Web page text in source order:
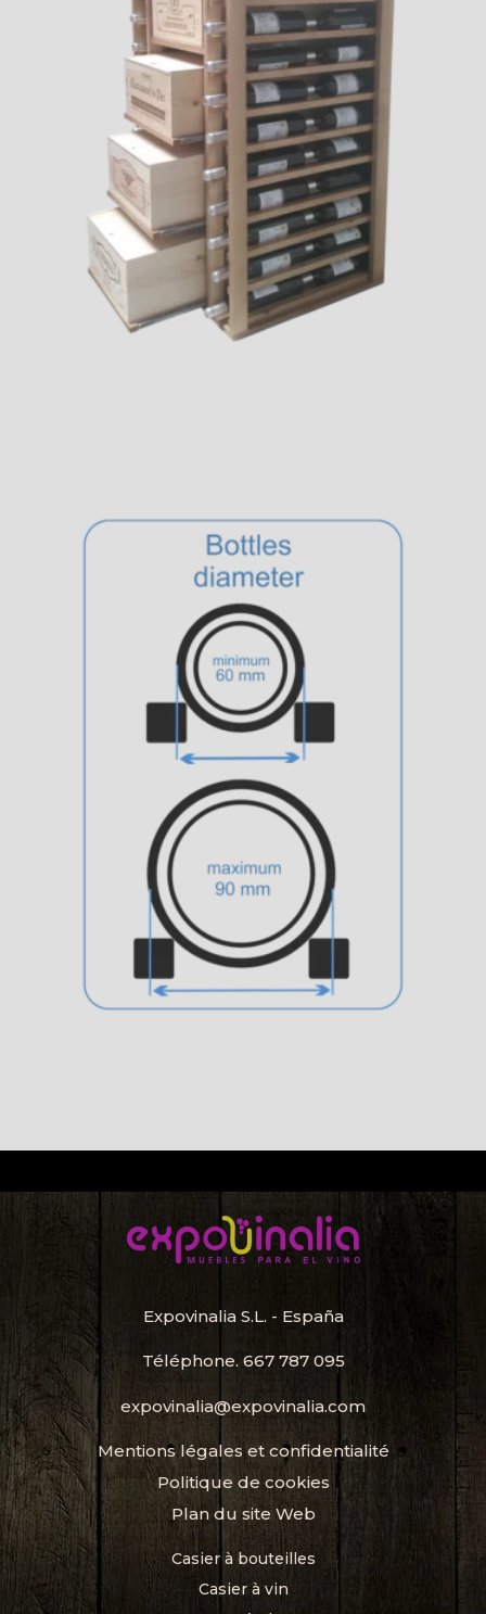
Expovinalia S.L. - España
Téléphone. 667 787 095
expovinalia@expovinalia.com
Mentions légales et confidentialité
Politique de cookies
Plan du site Web
Casier à bouteilles
Casier à vin